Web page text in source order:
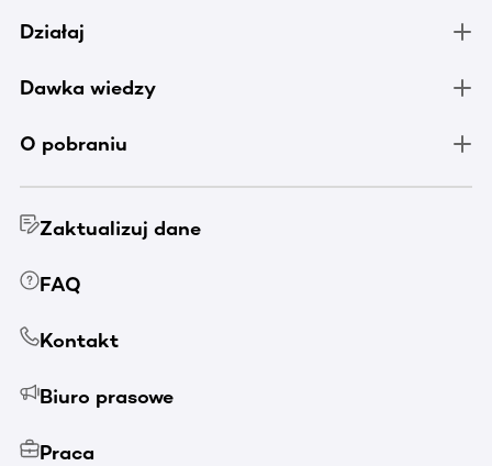
Działaj
Dawka wiedzy
O pobraniu
Zaktualizuj dane
FAQ
Kontakt
Biuro prasowe
Praca